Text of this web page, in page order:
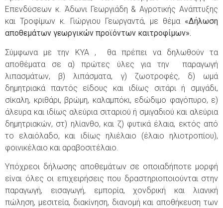
Επενδύσεων κ. Άδωνι Γεωργιάδη & Αγροτικής Ανάπτυξης
και Τροφίμων κ. Γιώργιου Γεωργαντά, με θέμα «Δήλωση
αποθεμάτων γεωργικών προϊόντων καιτροφίμων».
Σύμφωνα με την ΚΥΑ , θα πρέπει να δηλωθούν τα
αποθέματα σε α) πρώτες ύλες για την παραγωγή
λιπασμάτων, β) λιπάσματα, γ) ζωοτροφές, δ) ωμά
δημητριακά παντός είδους και ιδίως σιτάρι ή σμιγάδι,
σίκαλη, κριθάρι, βρώμη, καλαμπόκι, εδώδιμο φαγόπυρο, ε)
άλευρα και ιδίως αλεύρια σιταριού ή σμιγαδιού και αλεύρια
δημητριακών, στ) ηλίανθο, και ζ) φυτικά έλαια, εκτός από
το ελαιόλαδο, και ιδίως ηλιέλαιο (έλαιο ηλιοτροπίου),
φοινικέλαιο και αραβοσιτέλαιο.
Υπόχρεοι δήλωσης αποθεμάτων σε οποιαδήποτε μορφή
είναι όλες οι επιχειρήσεις που δραστηριοποιούνται στην
παραγωγή, εισαγωγή, εμπορία, χονδρική και λιανική
πώληση, μεσιτεία, διακίνηση, διανομή και αποθήκευση των